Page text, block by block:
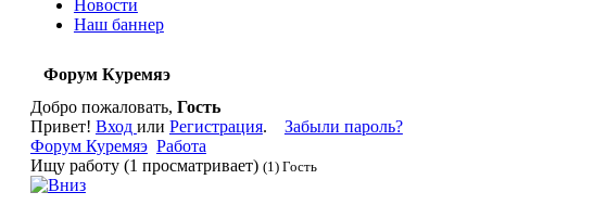
Новости
Наш баннер
Форум Куремяэ
Добро пожаловать, Гость
Привет! Вход или Регистрация. Забыли пароль?
Форум Куремяэ Работа
Ищу работу (1 просматривает) (1) Гость